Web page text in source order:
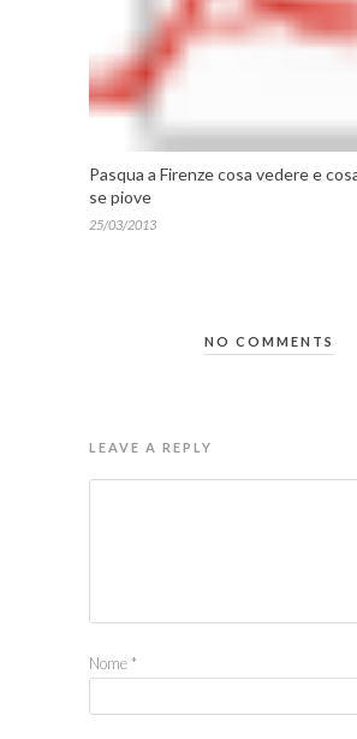
Pasqua a Firenze cosa vedere e
se piove
25/03/2013
NO COMMENTS
LEAVE A REPLY
Nome *